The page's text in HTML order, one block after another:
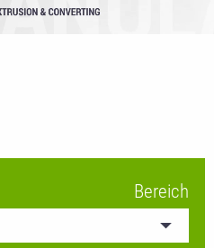
Bereich